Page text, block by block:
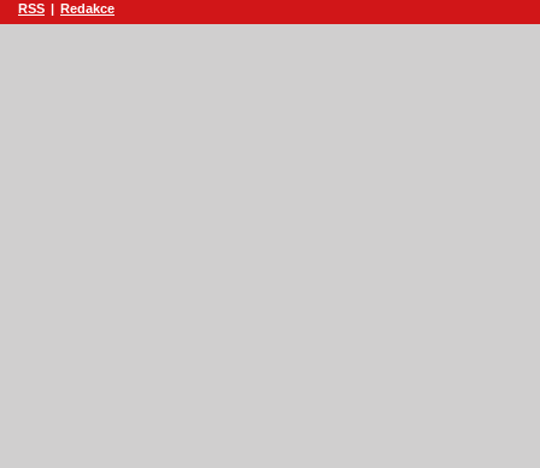
RSS | Redakce